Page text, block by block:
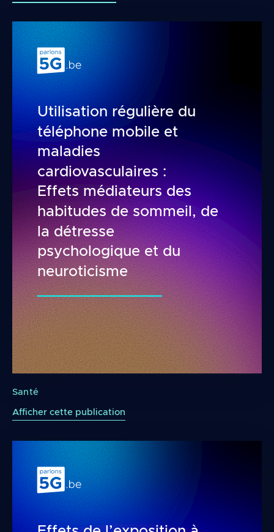
Utilisation régulière du
téléphone mobile et
maladies
cardiovasculaires :
Effets médiateurs des
habitudes de sommeil, de
la détresse
psychologique et du
neuroticisme
Santé
Afficher cette publication